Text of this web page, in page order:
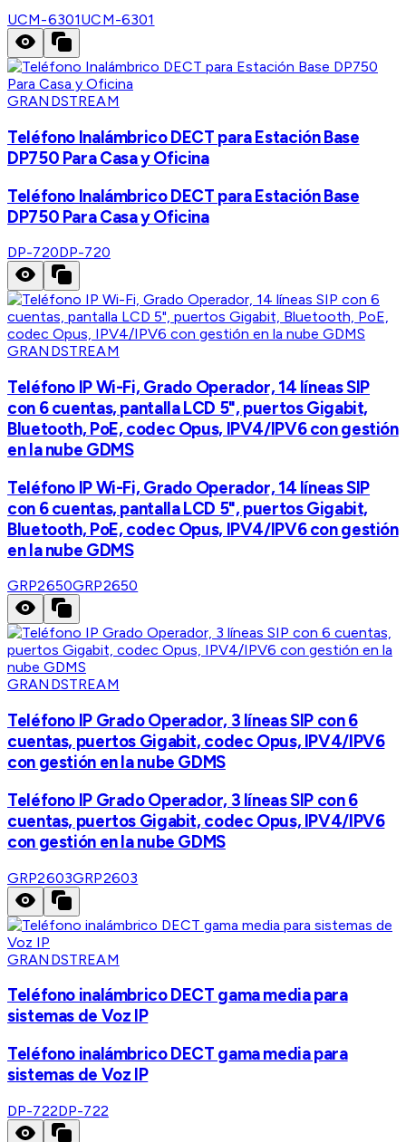
UCM-6301UCM-6301
GRANDSTREAM
Teléfono Inalámbrico DECT para Estación Base
DP750 Para Casa y Oficina
Teléfono Inalámbrico DECT para Estación Base
DP750 Para Casa y Oficina
DP-720DP-720
GRANDSTREAM
Teléfono IP Wi-Fi, Grado Operador, 14 líneas SIP
con 6 cuentas, pantalla LCD 5", puertos Gigabit,
Bluetooth, PoE, codec Opus, IPV4/IPV6 con gestión
en la nube GDMS
Teléfono IP Wi-Fi, Grado Operador, 14 líneas SIP
con 6 cuentas, pantalla LCD 5", puertos Gigabit,
Bluetooth, PoE, codec Opus, IPV4/IPV6 con gestión
en la nube GDMS
GRP2650GRP2650
GRANDSTREAM
Teléfono IP Grado Operador, 3 líneas SIP con 6
cuentas, puertos Gigabit, codec Opus, IPV4/IPV6
con gestión en la nube GDMS
Teléfono IP Grado Operador, 3 líneas SIP con 6
cuentas, puertos Gigabit, codec Opus, IPV4/IPV6
con gestión en la nube GDMS
GRP2603GRP2603
GRANDSTREAM
Teléfono inalámbrico DECT gama media para
sistemas de Voz IP
Teléfono inalámbrico DECT gama media para
sistemas de Voz IP
DP-722DP-722